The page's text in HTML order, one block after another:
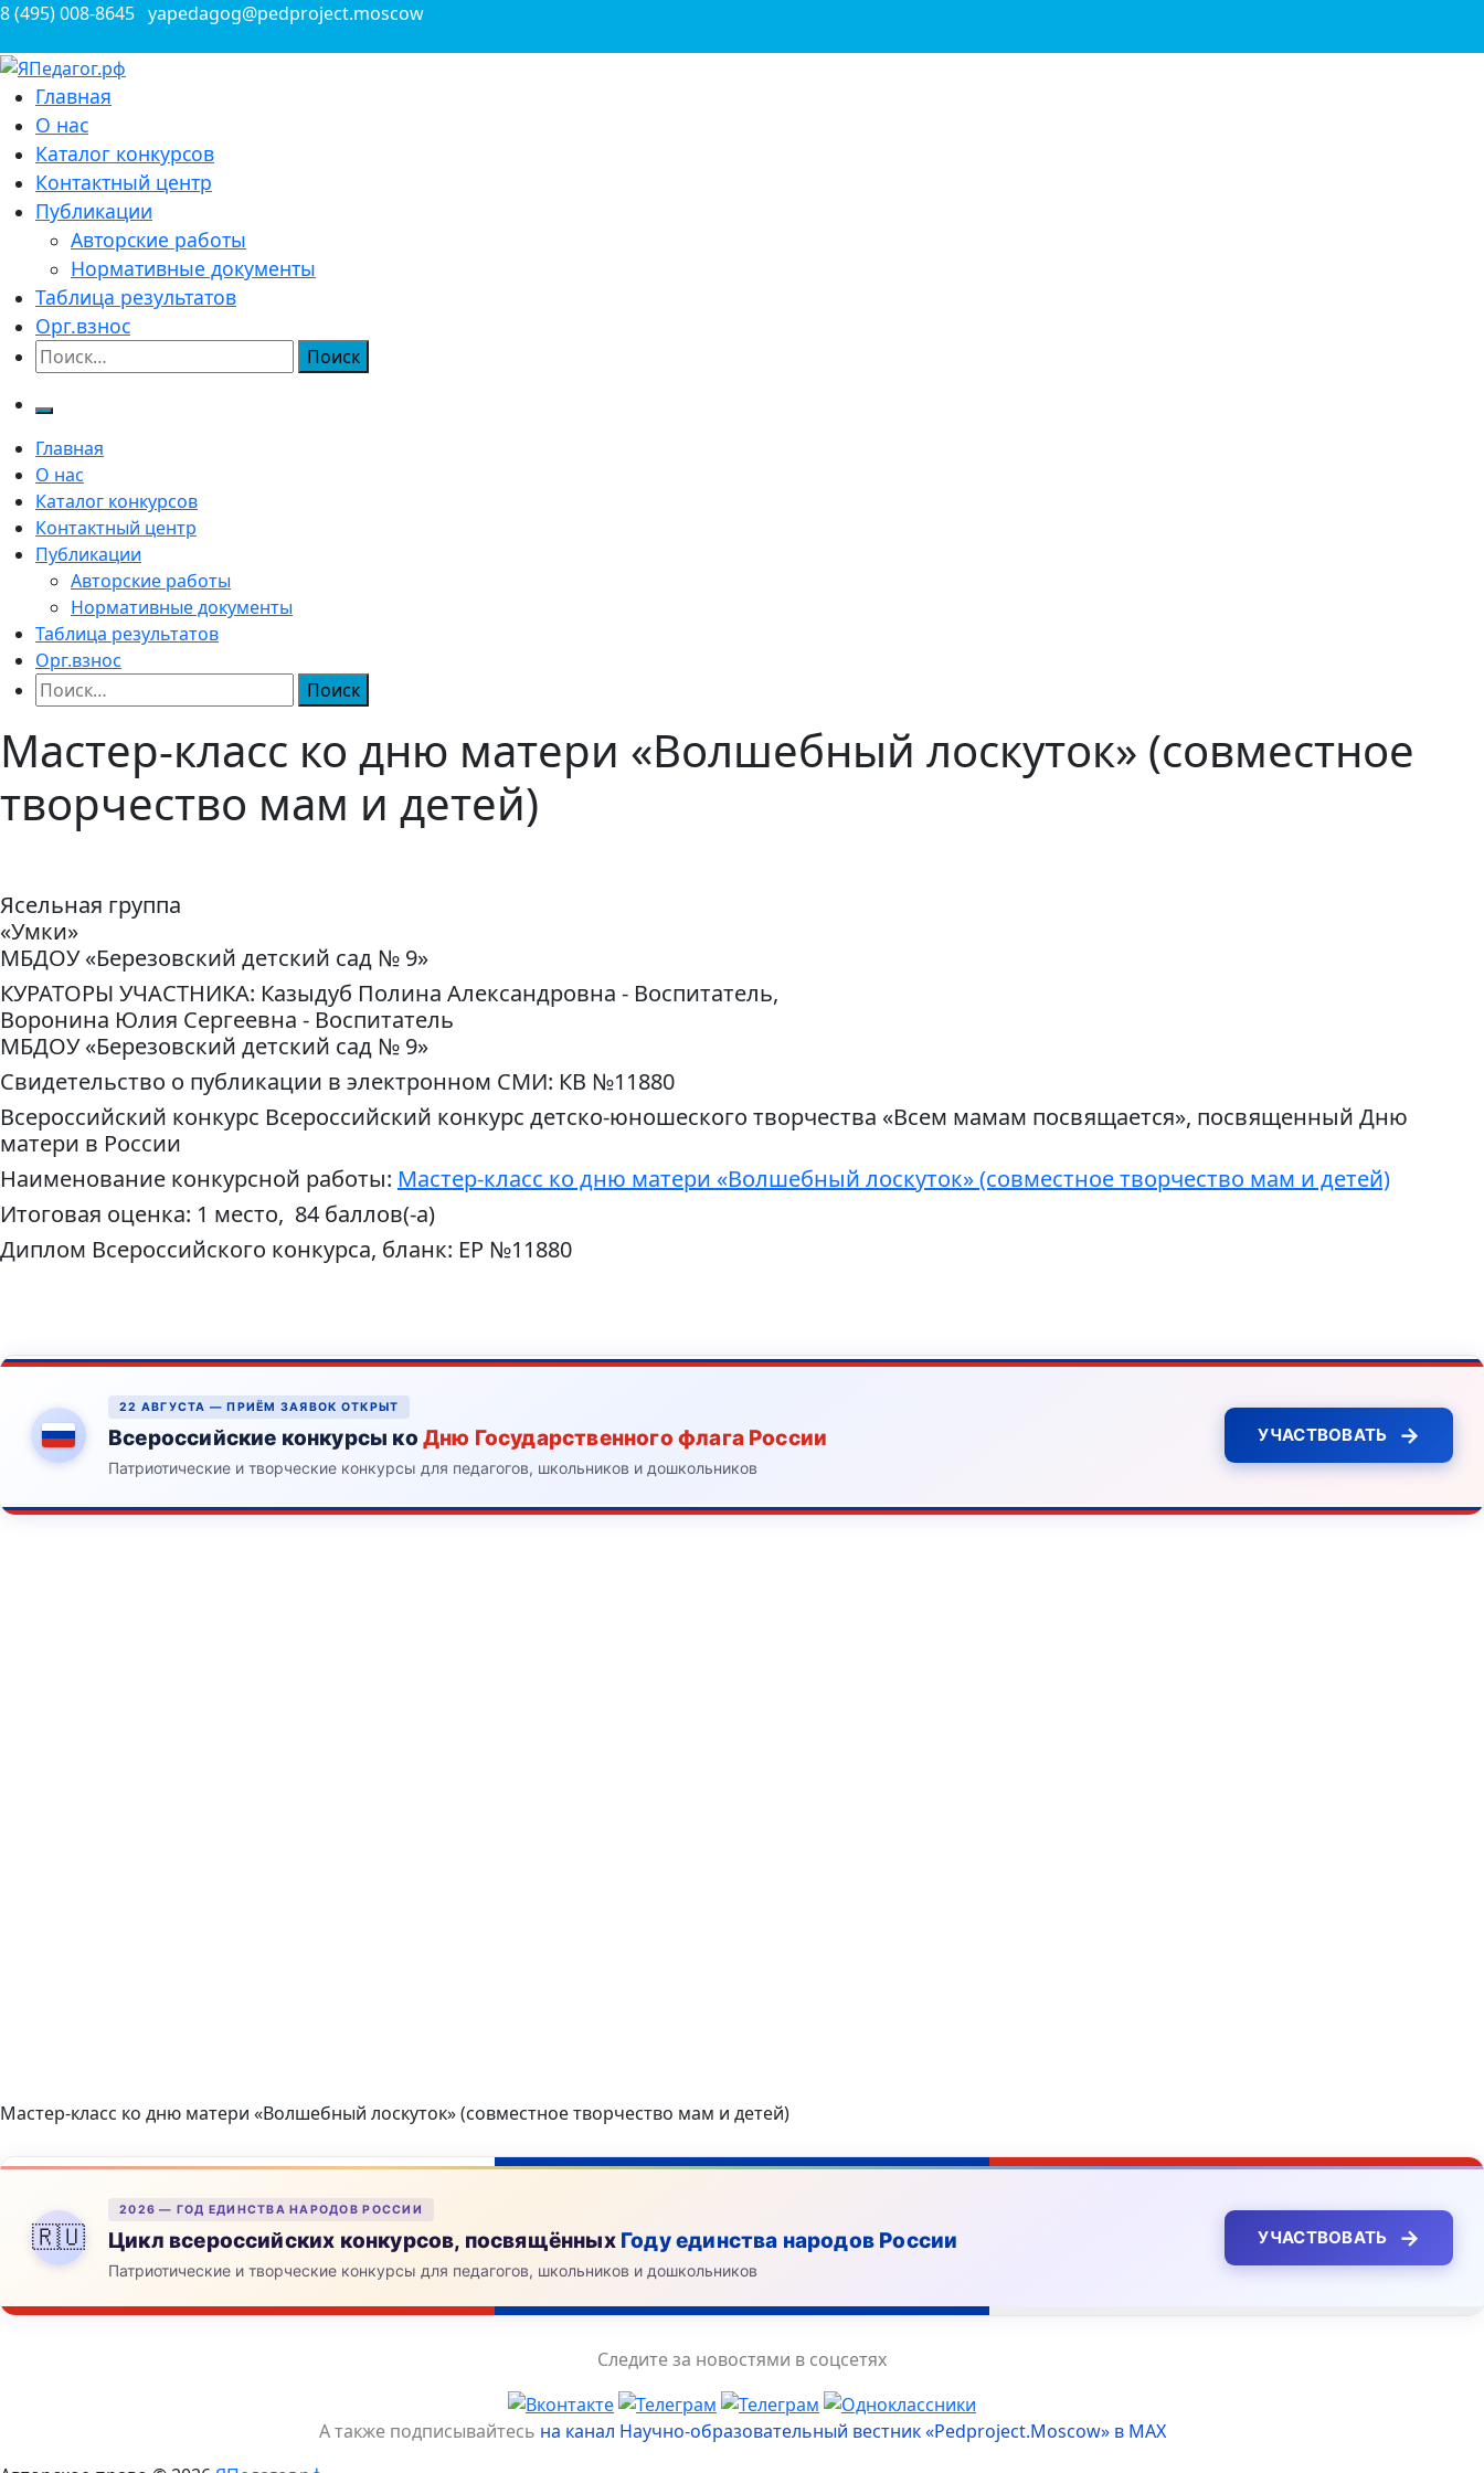
Перейти
содержимому
8 (495) 008-8645 yapedagog@pedproject.moscow
ЯПедагог.рф
Всероссийские конкурсы для педагогов
Главная
О нас
Каталог конкурсов
Контактный центр
Публикации
Авторские работы
Нормативные документы
Таблица результатов
Орг.взнос
Найти:
Главная
О нас
Каталог конкурсов
Контактный центр
Публикации
Авторские работы
Нормативные документы
Таблица результатов
Орг.взнос
Найти:
Мастер-класс ко дню матери «Волшебный лоскуток» (совместное
творчество мам и детей)
Ясельная группа
«Умки»
МБДОУ «Березовский детский сад № 9»
КУРАТОРЫ УЧАСТНИКА: Казыдуб Полина Александровна - Воспитатель,
Воронина Юлия Сергеевна - Воспитатель
МБДОУ «Березовский детский сад № 9»
Свидетельство о публикации в электронном СМИ: КВ №11880
Всероссийский конкурс Всероссийский конкурс детско-юношеского творчества «Всем мамам посвящается», посвященный Дню
матери в России
Наименование конкурсной работы: Мастер-класс ко дню матери «Волшебный лоскуток» (совместное творчество мам и детей)
Итоговая оценка: 1 место, 84 баллов(-а)
Диплом Всероссийского конкурса, бланк: ЕР №11880
22 АВГУСТА — ПРИЁМ ЗАЯВОК ОТКРЫТ
Всероссийские конкурсы ко Дню Государственного флага России
Патриотические и творческие конкурсы для педагогов, школьников и дошкольников
УЧАСТВОВАТЬ →
Мастер-класс ко дню матери «Волшебный лоскуток» (совместное творчество мам и детей)
🇷🇺
2026 — ГОД ЕДИНСТВА НАРОДОВ РОССИИ
Цикл всероссийских конкурсов, посвящённых Году единства народов России
Патриотические и творческие конкурсы для педагогов, школьников и дошкольников
УЧАСТВОВАТЬ →
Следите за новостями в соцсетях
А также подписывайтесь на канал Научно-образовательный вестник «Pedproject.Moscow» в MAX